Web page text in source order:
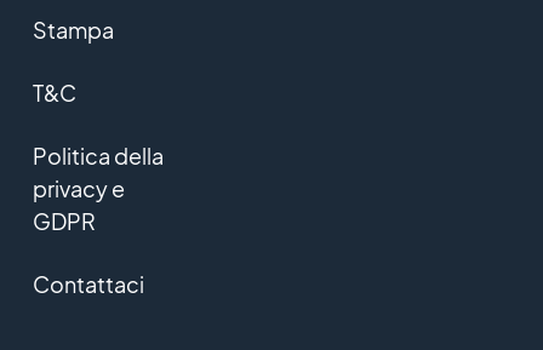
Stampa
T&C
Politica della
privacy e
GDPR
Contattaci